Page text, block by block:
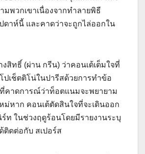
มพวกเขาเนื่องจากทำลายพิธี
ดาห์นี้ และคาดว่าจะถูกไล่ออกใน
งสิทธิ์ (ผ่าน กรีน) ว่าคอนเต้เต็มใจที่
ปเช็ตติโน่ในปารีสด้วยการทำข้อ
ที่คาดการณ์ว่าท็อตแนมจะพยายาม
ม่หาก คอนเต้ตัดสินใจที่จะเดินออก
ท ในช่วงฤดูร้อนโดยมีรายงานระบุ
ติดต่อกับ สเปอร์ส